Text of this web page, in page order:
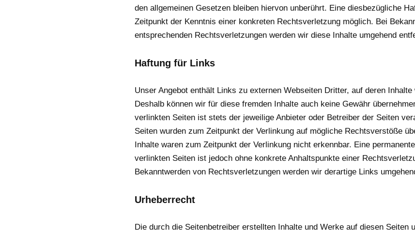
den allgemeinen Gesetzen bleiben hiervon unberührt. Eine diesbezügliche
Zeitpunkt der Kenntnis einer konkreten Rechtsverletzung möglich. Bei
entsprechenden Rechtsverletzungen werden wir diese Inhalte umgehend
Haftung für Links
Unser Angebot enthält Links zu externen Webseiten Dritter, auf deren
Deshalb können wir für diese fremden Inhalte auch keine Gewähr
verlinkten Seiten ist stets der jeweilige Anbieter oder Betreiber der Seiten
Seiten wurden zum Zeitpunkt der Verlinkung auf mögliche Rechtsverstöße
Inhalte waren zum Zeitpunkt der Verlinkung nicht erkennbar. Eine
verlinkten Seiten ist jedoch ohne konkrete Anhaltspunkte einer
Bekanntwerden von Rechtsverletzungen werden wir derartige Links
Urheberrecht
Die durch die Seitenbetreiber erstellten Inhalte und Werke auf diesen Seiten